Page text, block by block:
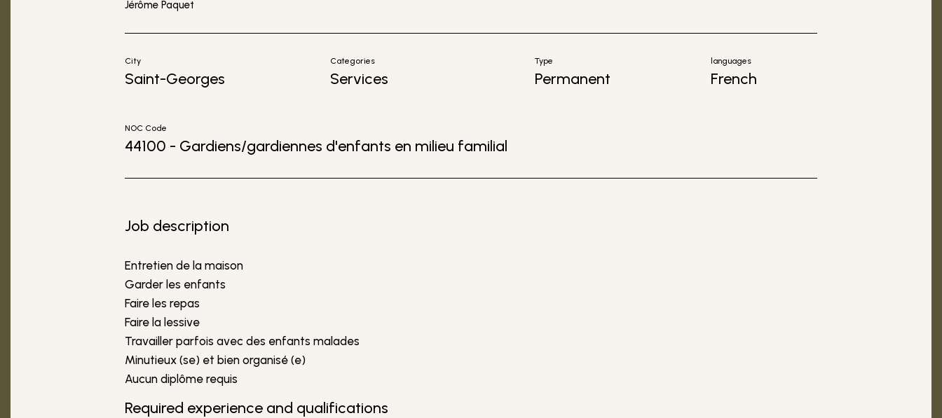
Jérôme Paquet
City
Saint-Georges
Categories
Services
Type
Permanent
languages
French
NOC Code
44100 - Gardiens/gardiennes d'enfants en milieu familial
Job description
Entretien de la maison
Garder les enfants
Faire les repas
Faire la lessive
Travailler parfois avec des enfants malades
Minutieux (se) et bien organisé (e)
Aucun diplôme requis
Required experience and qualifications